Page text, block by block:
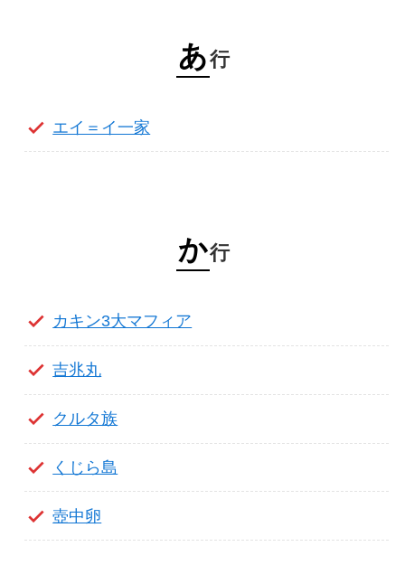
あ行
エイ＝イ一家
か行
カキン3大マフィア
吉兆丸
クルタ族
くじら島
壺中卵